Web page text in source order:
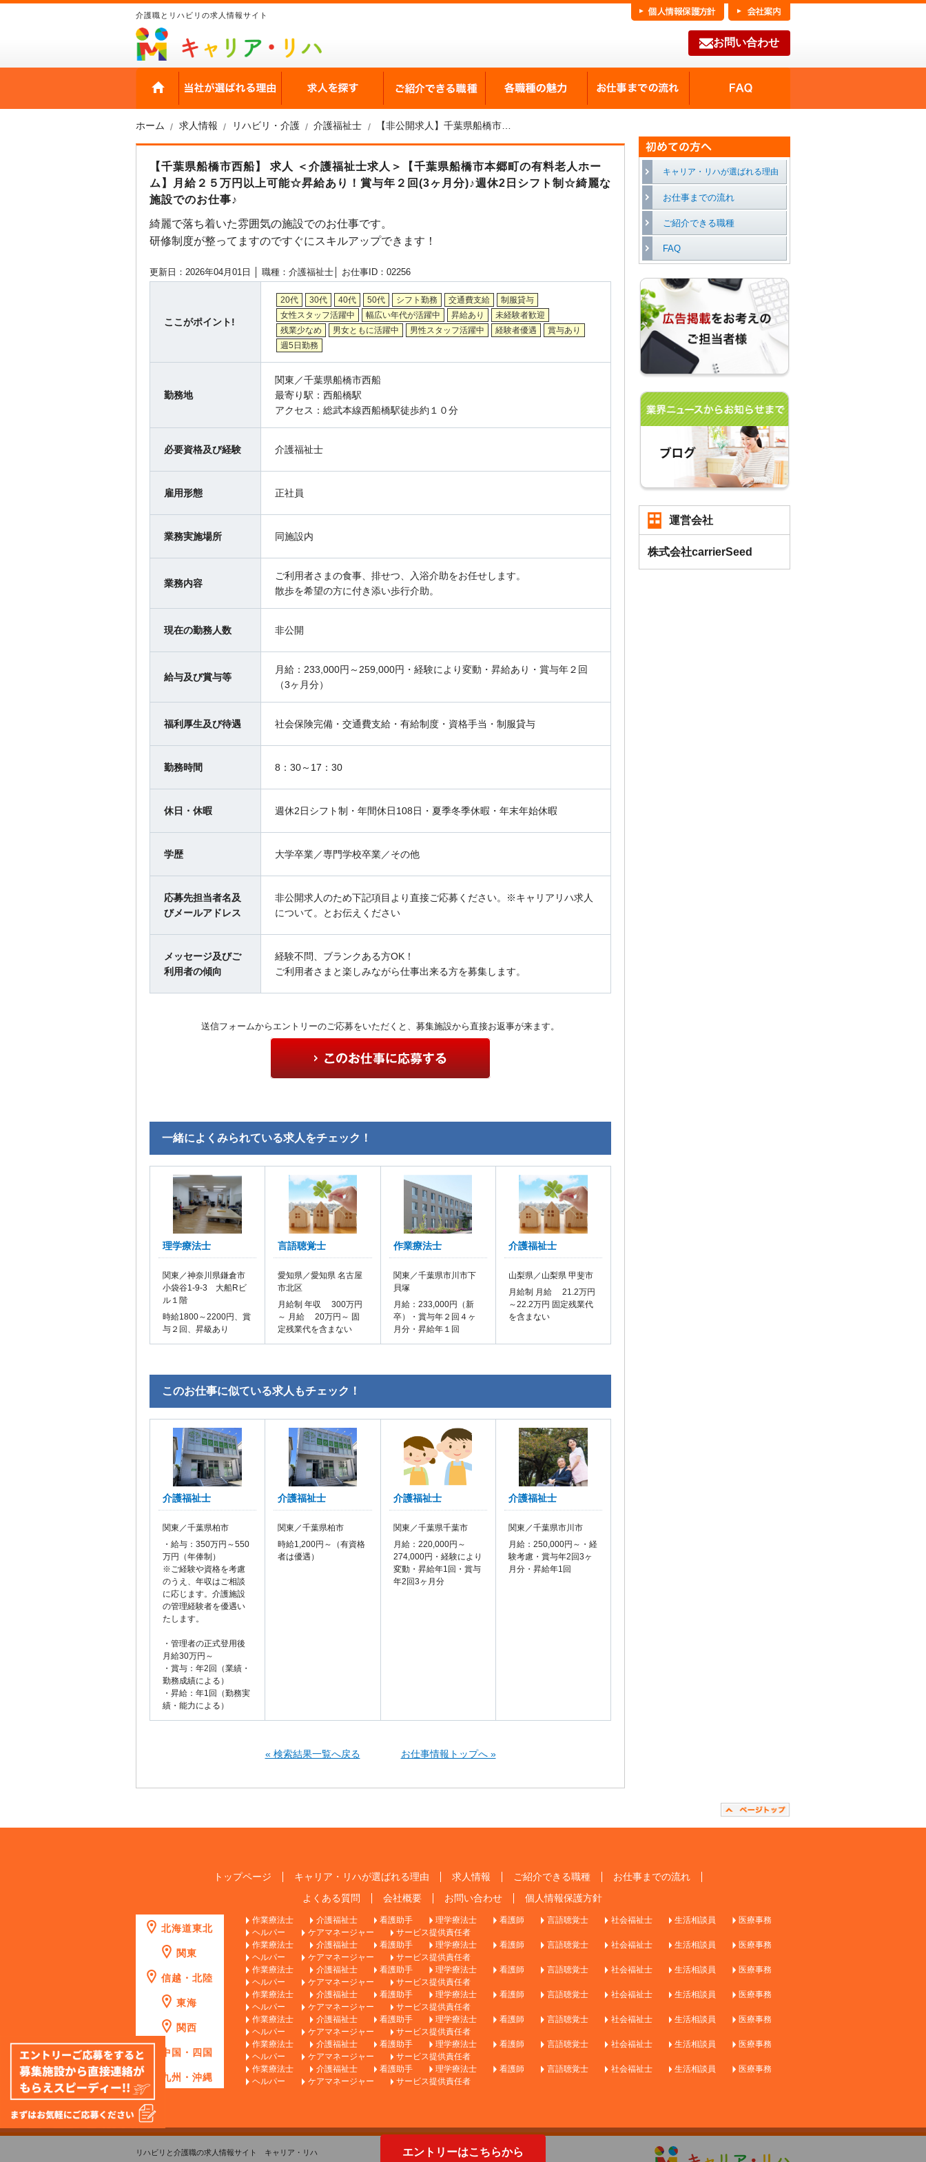
介護職とリハビリの求人情報サイト
お問い合わせ
当社が選ばれる理由 求人を探す ご紹介できる職種 各職種の魅力 お仕事までの流れ
ホーム 求人情報 リハビリ・介護 介護福祉士
【千葉県船橋市西船】 求人 ＜介護福祉士求人＞【千葉県船橋市本郷町の有料老人ホー
ム】月給２５万円以上可能☆昇給あり！賞与年２回(3ヶ月分)♪週休2日シフト制☆綺麗な
施設でのお仕事♪
綺麗で落ち着いた雰囲気の施設でのお仕事です。
研修制度が整ってますのですぐにスキルアップできます！
更新日：2026年04月01日 │ 職種：介護福祉士│ お仕事ID：02256
ここがポイント!
20代 30代 40代 50代 シフト勤務 交通費支給
制服貸与
女性スタッフ活躍中
幅広い年代が活躍中 昇給あり
未経験者歓迎
残業少なめ
男女ともに活躍中 男性スタッフ活躍中 経験者優遇
賞与あり
週5日勤務
勤務地
関東／千葉県船橋市西船
最寄り駅：西船橋駅
アクセス：総武本線西船橋駅徒歩約１０分
必要資格及び経験 介護福祉士
雇用形態 正社員
業務実施場所 同施設内
業務内容
ご利用者さまの食事、排せつ、入浴介助をお任せします。
散歩を希望の方に付き添い歩行介助。
現在の勤務人数 非公開
給与及び賞与等
月給：233,000円～259,000円・経験により変動・昇給あり・賞与年２回
（3ヶ月分）
福利厚生及び待遇 社会保険完備・交通費支給・有給制度・資格手当・制服貸与
勤務時間 8：30～17：30
休日・休暇 週休2日シフト制・年間休日108日・夏季冬季休暇・年末年始休暇
学歴 大学卒業／専門学校卒業／その他
応募先担当者名及
びメールアドレス
非公開求人のため下記項目より直接ご応募ください。※キャリアリハ求人
について。とお伝えください
メッセージ及びご
利用者の傾向
経験不問、ブランクある方OK！
ご利用者さまと楽しみながら仕事出来る方を募集します。
送信フォームからエントリーのご応募をいただくと、募集施設から直接お返事が来ます。
エントリーはこちらから
一緒によくみられている求人をチェック！
理学療法士
関東／神奈川県鎌倉市
小袋谷1-9-3 大船Rビ
ル１階
時給1800～2200円、賞
与２回、昇級あり
言語聴覚士
愛知県／愛知県 名古屋
市北区
月給制 年収 300万円
～ 月給 20万円～ 固
定残業代を含まない
作業療法士
関東／千葉県市川市下
貝塚
月給：233,000円（新
卒）・賞与年２回４ヶ
月分・昇給年１回
介護福祉士
山梨県／山梨県 甲斐市
月給制 月給 21.2万円
～22.2万円 固定残業代
を含まない
このお仕事に似ている求人もチェック！
介護福祉士
関東／千葉県柏市
・給与：350万円～550
万円（年俸制）
※ご経験や資格を考慮
のうえ、年収はご相談
に応じます。介護施設
の管理経験者を優遇い
たします。
・管理者の正式登用後
月給30万円～
・賞与：年2回（業績・
勤務成績による）
・昇給：年1回（勤務実
績・能力による）
介護福祉士
関東／千葉県柏市
時給1,200円～（有資格
者は優遇）
介護福祉士
関東／千葉県千葉市
月給：220,000円～
274,000円・経験により
変動・昇給年1回・賞与
年2回3ヶ月分
介護福祉士
関東／千葉県市川市
月給：250,000円～・経
験考慮・賞与年2回3ヶ
月分・昇給年1回
« 検索結果一覧へ戻る お仕事情報トップへ »
キャリア・リハが選ばれる理由
お仕事までの流れ
ご紹介できる職種
FAQ
運営会社
株式会社carrierSeed
トップページ キャリア・リハが選ばれる理由 求人情報 ご紹介できる職種
お仕事までの流れ
よくある質問
会社概要 お問い合わせ 個人情報保護方針
北海道東北
作業療法士 介護福祉士 看護助手 理学療法士 看護師 言語聴覚士 社会福祉士 生活相談員
医療事務
ヘルパー
ケアマネージャー サービス提供責任者
関東
作業療法士 介護福祉士 看護助手 理学療法士 看護師 言語聴覚士 社会福祉士 生活相談員
医療事務
ヘルパー
ケアマネージャー サービス提供責任者
信越・北陸
作業療法士 介護福祉士 看護助手 理学療法士 看護師 言語聴覚士 社会福祉士 生活相談員
医療事務
ヘルパー
ケアマネージャー サービス提供責任者
東海
作業療法士 介護福祉士 看護助手 理学療法士 看護師 言語聴覚士 社会福祉士 生活相談員
医療事務
ヘルパー
ケアマネージャー サービス提供責任者
関西
作業療法士 介護福祉士 看護助手 理学療法士 看護師 言語聴覚士 社会福祉士 生活相談員
医療事務
ヘルパー
ケアマネージャー サービス提供責任者
中国・四国
作業療法士 介護福祉士 看護助手 理学療法士 看護師 言語聴覚士 社会福祉士 生活相談員
医療事務
ヘルパー
ケアマネージャー サービス提供責任者
九州・沖縄
作業療法士 介護福祉士 看護助手 理学療法士 看護師 言語聴覚士 社会福祉士 生活相談員
医療事務
ヘルパー
ケアマネージャー サービス提供責任者
リハビリと介護職の求人情報サイト キャリア・リハ